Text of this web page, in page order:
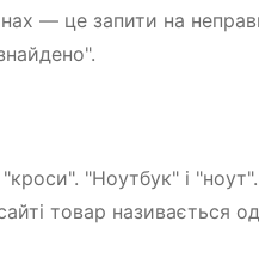
— це запити на
"Ноутбук" і
товар називається